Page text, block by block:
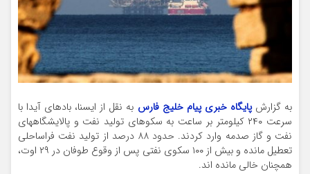
به گزارشپایگاه خبری پیام خلیج فارس به نقل از ایسنا، بادهای آیدا با
سرعت ۲۴۰ کیلومتر بر ساعت به سکوهای تولید نفت و پالایشگاههای
نفت و گاز صدمه وارد کردند. حدود ۸۸ درصد از تولید نفت فراساحلی
تعطیل مانده و بیش از ۱۰۰ سکوی نفتی پس از وقوع طوفان در ۲۹ اوت،
همچنان خالی مانده اند.